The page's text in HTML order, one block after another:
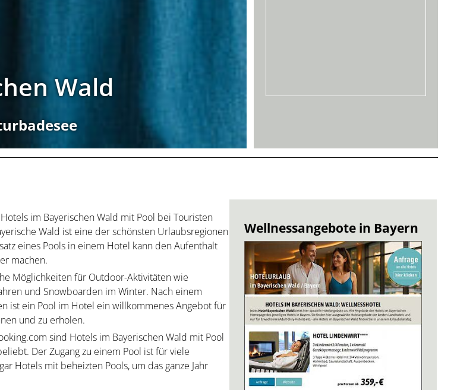
Wald
im Bayerischen Wald mit Pool bei Touristen
Wald ist eine der schönsten Urlaubsregionen
eines Pools in einem Hotel kann den Aufenthalt
machen.
Möglichkeiten für Outdoor-Aktivitäten wie
und Snowboarden im Winter. Nach einem
ist ein Pool im Hotel ein willkommenes Angebot für
und zu erholen.
sind Hotels im Bayerischen Wald mit Pool
Der Zugang zu einem Pool ist für viele
Hotels mit beheizten Pools, um das ganze Jahr
Wellnessangebote in Bayern